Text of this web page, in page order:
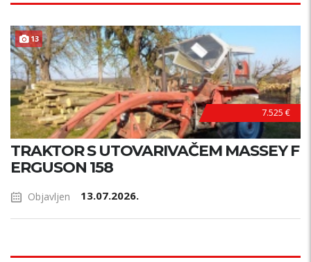
13
7.525 €
TRAKTOR S UTOVARIVAČEM MASSEY F
ERGUSON 158
Objavljen 13.07.2026.